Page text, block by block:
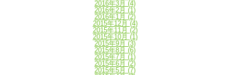
2016年3月 (4)
2016年2月 (1)
2016年1月 (2)
2015年12月 (4)
2015年11月 (2)
2015年10月 (1)
2015年9月 (3)
2015年8月 (6)
2015年7月 (1)
2015年6月 (2)
2015年5月 (7)